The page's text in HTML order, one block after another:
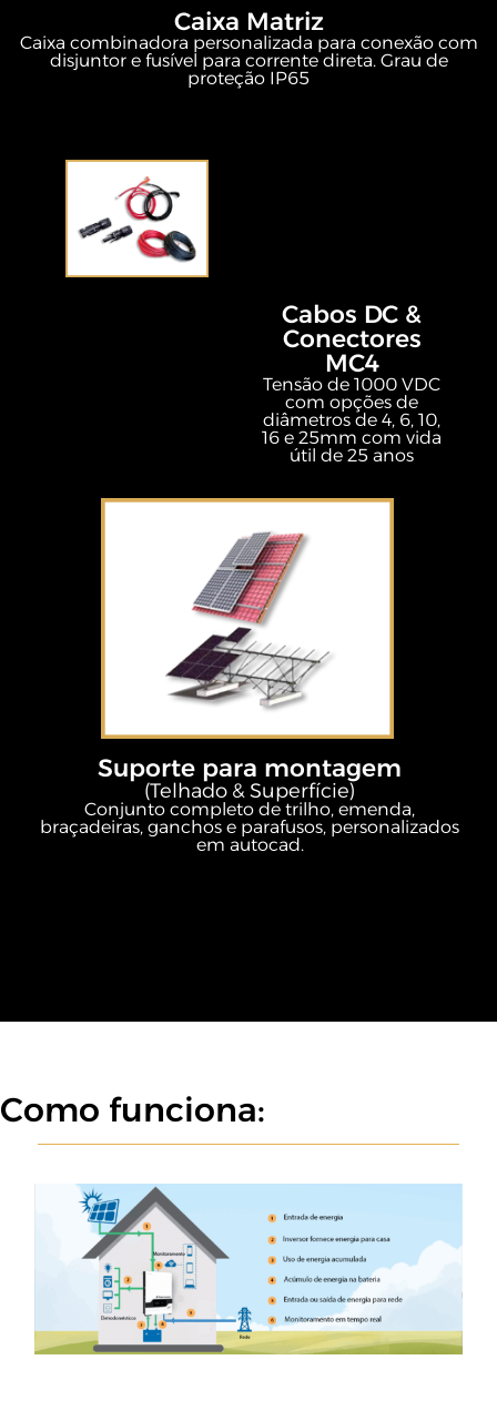
Caixa Matriz
Caixa combinadora personalizada para conexão com
disjuntor e fusível para corrente direta. Grau de
proteção IP65
Cabos DC &
Conectores
MC4
Tensão de 1000 VDC
com opções de
diâmetros de 4, 6, 10,
16 e 25mm com vida
útil de 25 anos
Suporte para montagem
(Telhado & Superfície)
Conjunto completo de trilho, emenda,
braçadeiras, ganchos e parafusos, personalizados
em autocad.
Como funciona: